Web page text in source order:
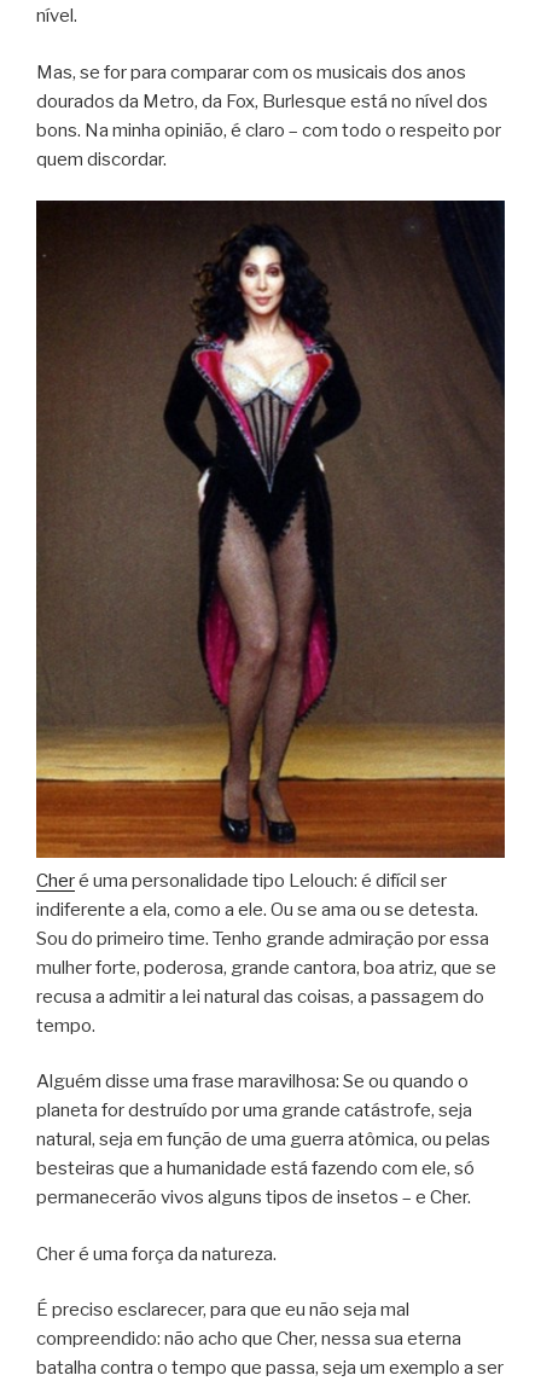
nível.
Mas, se for para comparar com os musicais dos anos
dourados da Metro, da Fox, Burlesque está no nível dos
bons. Na minha opinião, é claro – com todo o respeito por
quem discordar.
Cheré uma personalidade tipo Lelouch: é difícil ser
indiferente a ela, como a ele. Ou se ama ou se detesta.
Sou do primeiro time. Tenho grande admiração por essa
mulher forte, poderosa, grande cantora, boa atriz, que se
recusa a admitir a lei natural das coisas, a passagem do
tempo.
Alguém disse uma frase maravilhosa: Se ou quando o
planeta for destruído por uma grande catástrofe, seja
natural, seja em função de uma guerra atômica, ou pelas
besteiras que a humanidade está fazendo com ele, só
permanecerão vivos alguns tipos de insetos – e Cher.
Cher é uma força da natureza.
É preciso esclarecer, para que eu não seja mal
compreendido: não acho que Cher, nessa sua eterna
batalha contra o tempo que passa, seja um exemplo a ser